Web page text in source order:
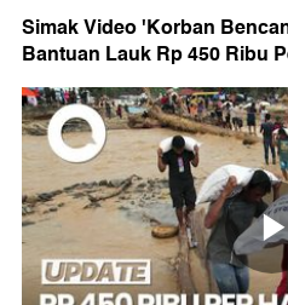
Simak Video 'Korban
Bantuan Lauk Rp 450 Ribu